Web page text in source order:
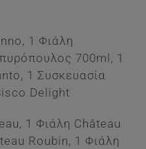
1 Φιάλη
700ml, 1
1 Συσκευασία
Delight
1 Φιάλη Château
Roubin, 1 Φιάλη